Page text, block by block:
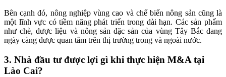
Bên cạnh đó, nông nghiệp vùng cao và chế biến nông sản cũng là
một lĩnh vực có tiềm năng phát triển trong dài hạn. Các sản phẩm
như chè, dược liệu và nông sản đặc sản của vùng Tây Bắc đang
ngày càng được quan tâm trên thị trường trong và ngoài nước.
3. Nhà đầu tư được lợi gì khi thực hiện M&A tại
Lào Cai?